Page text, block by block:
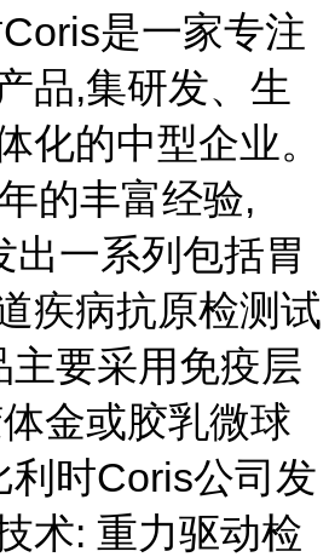
是一家专注
品,集研发、生
化的中型企业。
的丰富经验,
出一系列包括胃
疾病抗原检测试
主要采用免疫层
金或胶乳微球
利时Coris公司发
术: 重力驱动检